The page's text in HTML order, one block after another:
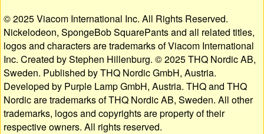
© 2025 Viacom International Inc. All Rights Reserved.
Nickelodeon, SpongeBob SquarePants and all related titles,
logos and characters are trademarks of Viacom International
Inc. Created by Stephen Hillenburg. © 2025 THQ Nordic AB,
Sweden. Published by THQ Nordic GmbH, Austria.
Developed by Purple Lamp GmbH, Austria. THQ and THQ
Nordic are trademarks of THQ Nordic AB, Sweden. All other
trademarks, logos and copyrights are property of their
respective owners. All rights reserved.